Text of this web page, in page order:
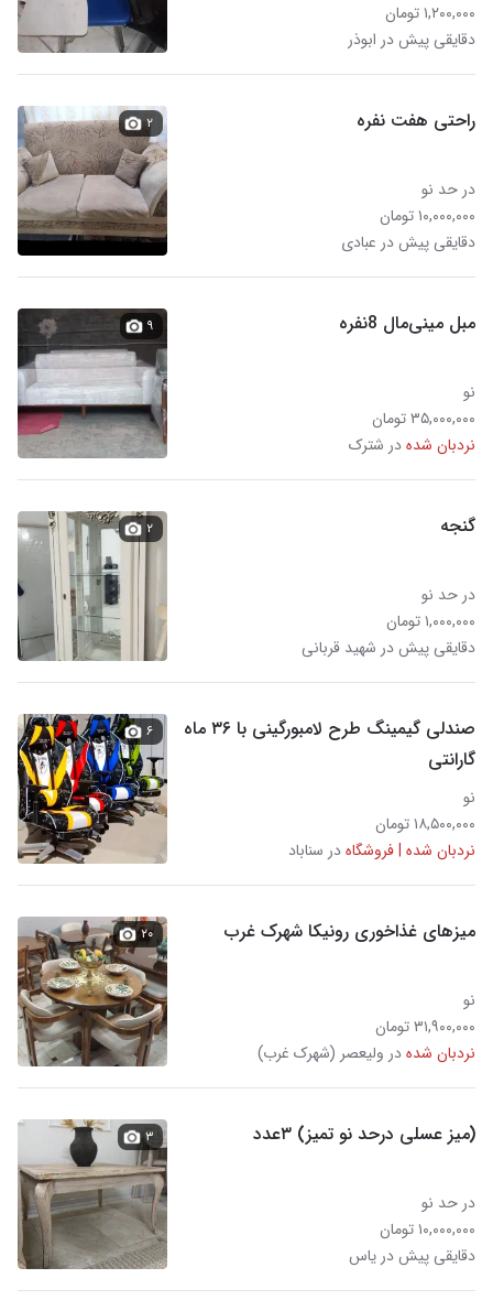
۱,۲۰۰,۰۰۰ تومان
دقایقی پیش در ابوذر
راحتی هفت نفره
در حد نو
۱۰,۰۰۰,۰۰۰ تومان
دقایقی پیش در عبادی
۲
مبل مینی‌مال 8نفره
نو
۳۵,۰۰۰,۰۰۰ تومان
نردبان شدهدر شترک
۹
گنجه
در حد نو
۱,۰۰۰,۰۰۰ تومان
دقایقی پیش در شهید قربانی
۲
صندلی گیمینگ طرح لامبورگینی با ۳۶ ماه
گارانتی
نو
۱۸,۵۰۰,۰۰۰ تومان
نردبان شده | فروشگاهدر سناباد
۶
میزهای غذاخوری رونیکا شهرک غرب
نو
۳۱,۹۰۰,۰۰۰ تومان
نردبان شدهدر ولیعصر (شهرک غرب)
۲۰
(میز عسلی درحد نو تمیز) ۳عدد
در حد نو
۱۰,۰۰۰,۰۰۰ تومان
دقایقی پیش در یاس
۳